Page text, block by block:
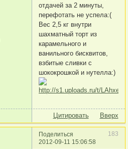
отдачей за 2 минуты,
перефотать не успела:(
Вес 2,5 кг внутри
шахматный торт из
карамельного и
ванильного бисквитов,
взбитые сливки с
шококрошкой и нутелла:)
Цитировать Вверх
Поделиться
183
2012-09-11 15:06:58